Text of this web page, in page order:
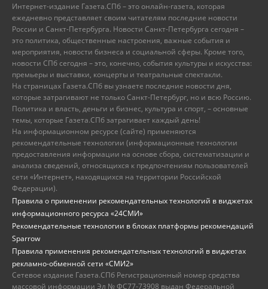
Интернет-издание Газета.СПб – это онлайн-газета, которая
ежедневно представляет своим читателям последние новости
России и Санкт-Петербурга. Новости Санкт-Петербурга сегодня –
это политика, общественные настроения, важные события и
мероприятия, новости бизнеса и социальной сферы. Кроме того,
новости СПб сегодня – это, конечно, события культуры и искусства:
премьеры и выставки, концерты и театральные спектакли.
На страницах Газета.СПб вы узнаете последние новости дня,
которые затрагивают не только Санкт-Петербург, но и всю Россию.
Политика и власть, деньги и бизнес, культура и спорт, – основные
темы, которые Газета.СПб затрагивает каждый день!
На информационном ресурсе (сайте) применяются
рекомендательные технологии (информационные технологии
предоставления информации на основе сбора, систематизации и
анализа сведений, относящихся к предпочтениям пользователей
сети «Интернет», находящихся на территории Российской
Федерации).
Правила о применении рекомендательных технологий в виджетах
информационного ресурса «24СМИ»
Рекомендательные технологии в блоках платформы рекомендаций
Sparrow
Правила применения рекомендательных технологий в виджетах
рекламно-обменной сети «СМИ2»
Сетевое издание Газета.СПб Регистрационный номер средства
массовой информации Эл № ФС77-73908 выдан Федеральной